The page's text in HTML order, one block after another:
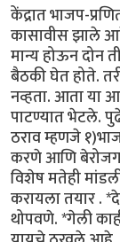
केंद्रात भाजप-
कासावीस झाले
मान्य होऊन दोन
बैठकी घेत होते.
नव्हता. आता या
पाटण्यात भेटले.
ठराव म्हणजे
करणे आणि
विशेष मतेही
करायला तयार .
थोपवणे. *गेली